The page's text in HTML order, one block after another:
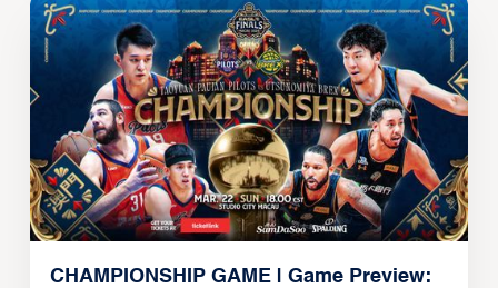
CHAMPIONSHIP GAME | Game Preview: